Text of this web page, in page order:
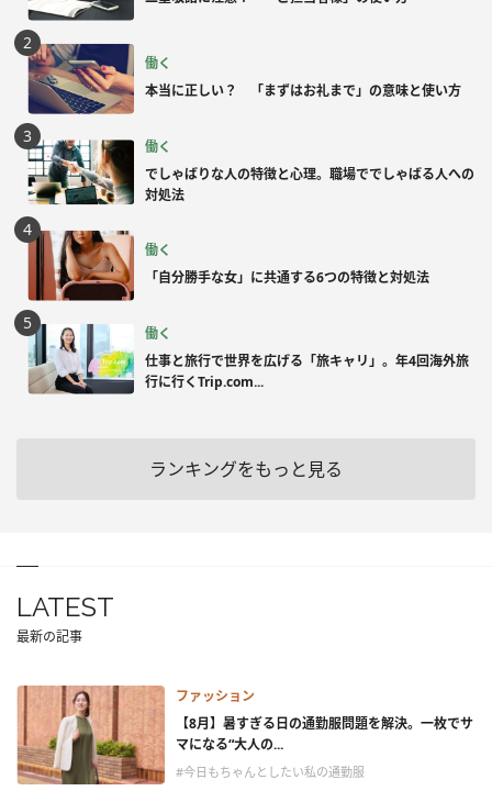
働く
本当に正しい？ 「まずはお礼まで」の意味と使い方
働く
でしゃばりな人の特徴と心理。職場ででしゃばる人への
対処法
働く
「自分勝手な女」に共通する6つの特徴と対処法
働く
仕事と旅行で世界を広げる「旅キャリ」。年4回海外旅
行に行くTrip.com...
ランキングをもっと見る
LATEST
最新の記事
ファッション
【8月】暑すぎる日の通勤服問題を解決。一枚でサ
マになる“大人の...
#今日もちゃんとしたい私の通勤服